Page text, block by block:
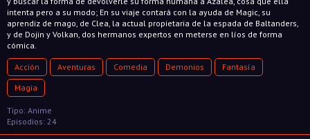
intenta pero a su modo; En su viaje contará con la ayuda de Magic, su
aprendiz de mago, de Clea, la actual propietaria de la espada de Baltanders,
y de Dojin y Volkan, dos hermanos expertos en meterse en líos de forma
cómica.
Acción Aventuras Comedia Demonios
Fantasía
Magia
Tipo: Anime
Episodios: 24